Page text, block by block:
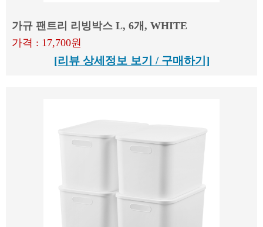
가규 팬트리 리빙박스 L, 6개, WHITE
가격 : 17,700원
[리뷰 상세정보 보기 / 구매하기]